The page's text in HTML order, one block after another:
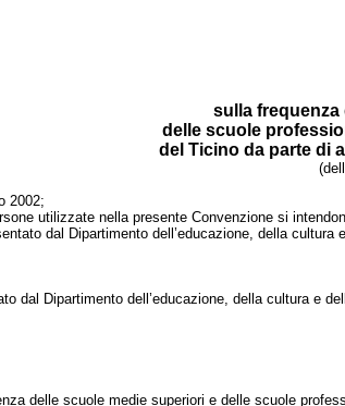
sulla frequenza
delle scuole
del Ticino da parte di
2002;
utilizzate nella presente Convenzione si
dal Dipartimento dell’educazione, della cultura
dal Dipartimento dell’educazione, della cultura e
delle scuole medie superiori e delle scuole